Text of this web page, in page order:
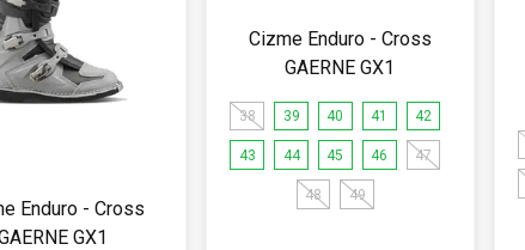
Enduro - Cross
GX1
Cizme Enduro - Cross
GAERNE GX1
38 39 40 41 42
43 44 45 46 47
48 49